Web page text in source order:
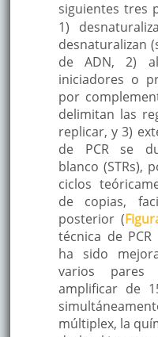
siguientes tres
1)
desnaturalizan
de ADN, 2)
iniciadores o
por
delimitan las
replicar, y 3)
de PCR se
blanco (STRs),
ciclos
de copias,
posterior (
técnica de
ha sido
varios
amplificar de
múltiplex, la